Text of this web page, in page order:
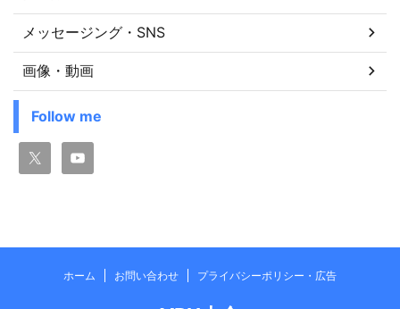
メッセージング・SNS
画像・動画
Follow me
ホーム お問い合わせ プライバシーポリシー・広告